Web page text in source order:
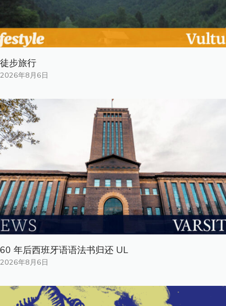
徒步旅行
2026年8月6日
60 年后西班牙语语法书归还 UL
2026年8月6日